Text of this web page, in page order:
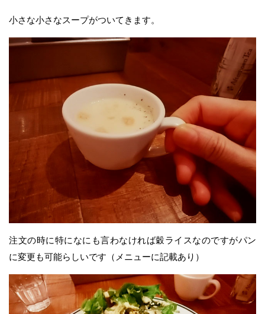
小さな小さなスープがついてきます。
注文の時に特になにも言わなければ穀ライスなのですがパン
に変更も可能らしいです（メニューに記載あり）